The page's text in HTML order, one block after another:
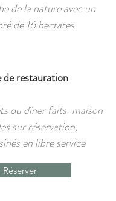
de la nature avec un
de 16 hectares
de restauration
ou dîner faits-maison
sur réservation,
en libre service
Réserver